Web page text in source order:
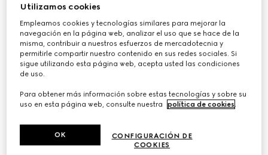
Utilizamos cookies
Empleamos cookies y tecnologías similares para mejorar la
navegación en la página web, analizar el uso que se hace de la
misma, contribuir a nuestros esfuerzos de mercadotecnia y
permitirle compartir nuestro contenido en sus redes sociales. Si
sigue utilizando esta página web, acepta usted las condiciones
de uso.
Para obtener más información sobre estas tecnologías y sobre su
uso en esta página web, consulte nuestra
política de cookies
CONFIGURACIÓN DE
COOKIES
OK